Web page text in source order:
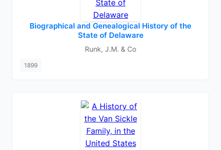
Biographical and Genealogical History of the
State of Delaware
Runk, J.M. & Co
1899